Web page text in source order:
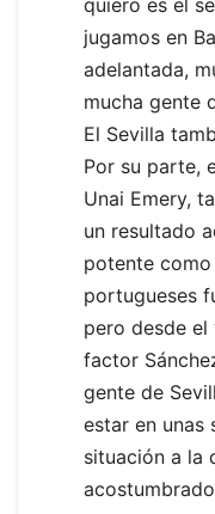
quiero es el
jugamos en
adelantada,
mucha gente
El Sevilla
Por su parte,
Unai Emery,
un resultado
potente
portugueses
pero desde el
factor
gente de
estar en unas
situación a la